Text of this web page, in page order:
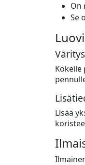
On
Se
Kokeile
Lisää